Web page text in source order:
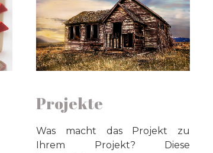
Projekte
Was macht das Projekt zu
Ihrem Projekt? Diese